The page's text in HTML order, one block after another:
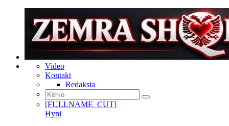
Video
Kontakt
Redaksia
[FULLNAME_CUT]
Hyni